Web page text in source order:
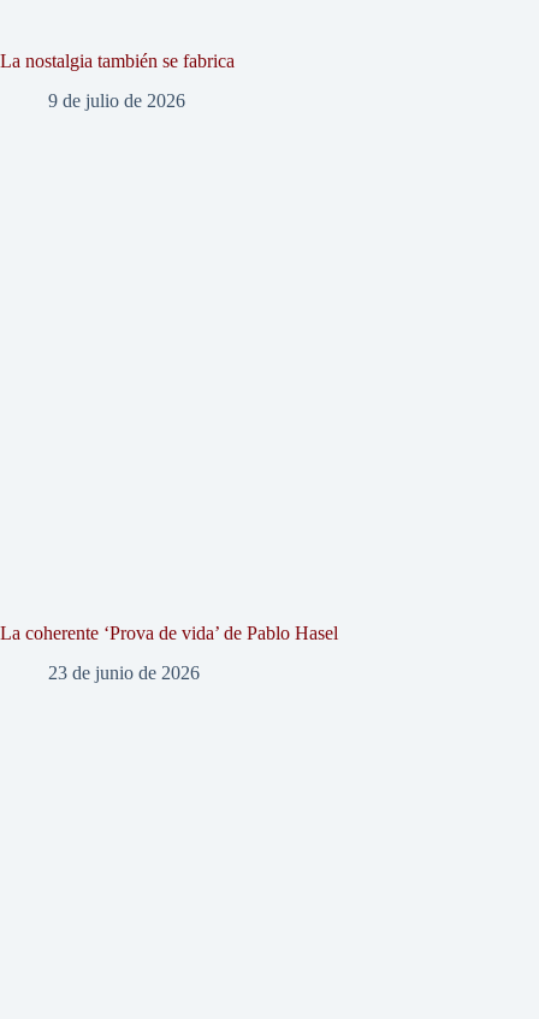
La nostalgia también se fabrica
9 de julio de 2026
La coherente ‘Prova de vida’ de Pablo Hasel
23 de junio de 2026